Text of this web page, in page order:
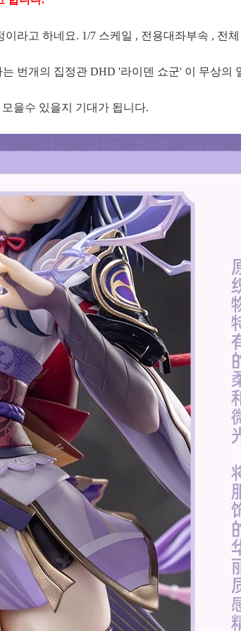
라고 하네요. 1/7 스케일 , 전용대좌부속 , 전체
번개의 집정관 DHD '라이덴 쇼군' 이 무상의
을수 있을지 기대가 됩니다.